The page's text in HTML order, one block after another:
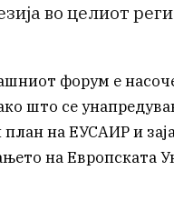
во целиот
форум е
што се
на ЕУСАИР и
на Европската